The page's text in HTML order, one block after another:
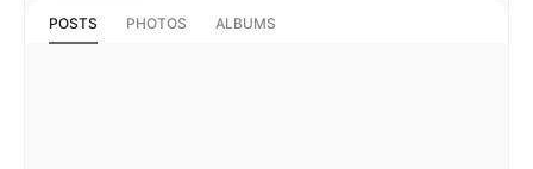
POSTS PHOTOS ALBUMS